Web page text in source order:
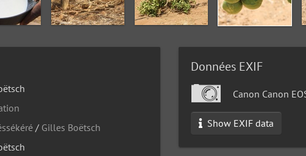
/ Gilles Boëtsch
Données EXIF
Canon Canon
Show EXIF data